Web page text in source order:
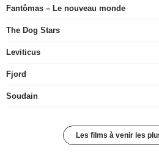
Fantômas – Le nouveau monde
The Dog Stars
Leviticus
Fjord
Soudain
Les films à venir les